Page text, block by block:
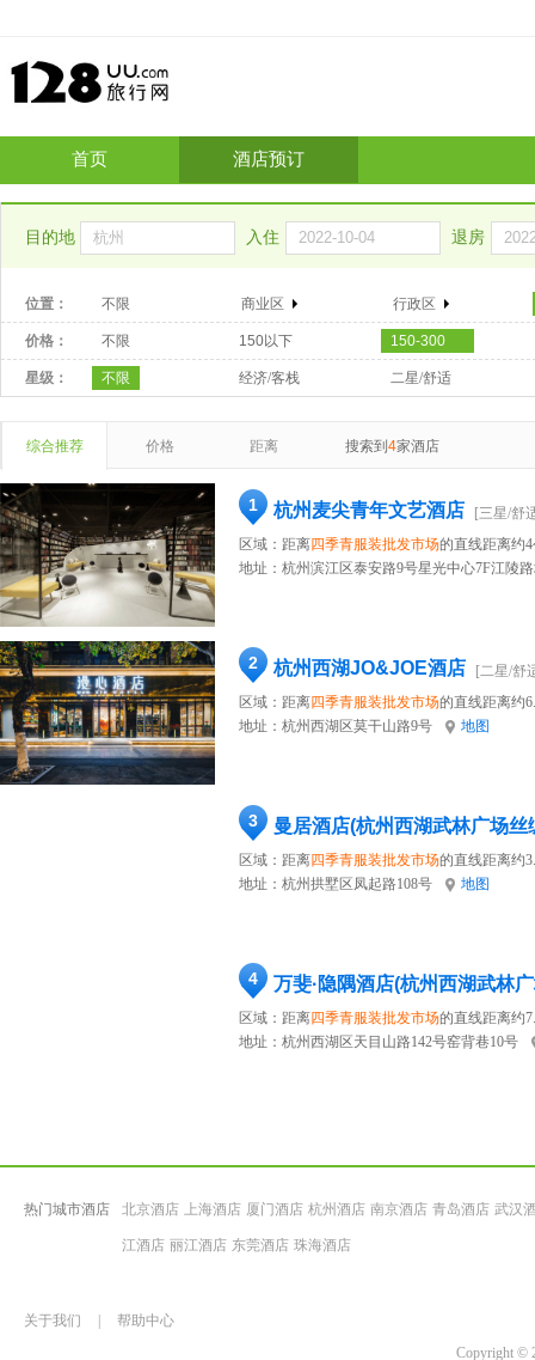
首页 酒店预订
目的地 入住 退房
位置： 不限 商业区 行政区
价格： 不限 150以下 150-300
星级： 不限 经济/客栈 二星/舒适
综合推荐 价格 距离 搜索到 4家酒店
1 杭州麦尖青年文艺酒店
[三星/舒
区域：距离四季青服装批发市场的直线距离约
地址： 杭州滨江区泰安路9号星光中心7F江陵
2 杭州西湖JO&JOE酒店
[二星/舒
区域：距离四季青服装批发市场的直线距离约
地址： 杭州西湖区莫干山路9号 地图
3 曼居酒店(杭州西湖武林广场丝
区域：距离四季青服装批发市场的直线距离约
地址： 杭州拱墅区凤起路108号 地图
4 万斐·隐隅酒店(杭州西湖武林
区域：距离四季青服装批发市场的直线距离约
地址： 杭州西湖区天目山路142号窑背巷10号
热门城市酒店 北京酒店 上海酒店 厦门酒店 杭州酒店 南京酒店 青岛酒店 武汉
江酒店 丽江酒店 东莞酒店 珠海酒店
关于我们
帮助中心
Copyright ©